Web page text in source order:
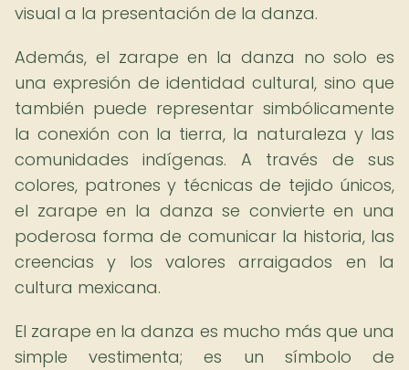
visual a la presentación de la danza.
Además, el zarape en la danza no solo es
una expresión de identidad cultural, sino que
también puede representar simbólicamente
la conexión con la tierra, la naturaleza y las
comunidades indígenas. A través de sus
colores, patrones y técnicas de tejido únicos,
el zarape en la danza se convierte en una
poderosa forma de comunicar la historia, las
creencias y los valores arraigados en la
cultura mexicana.
El zarape en la danza es mucho más que una
simple vestimenta; es un símbolo de